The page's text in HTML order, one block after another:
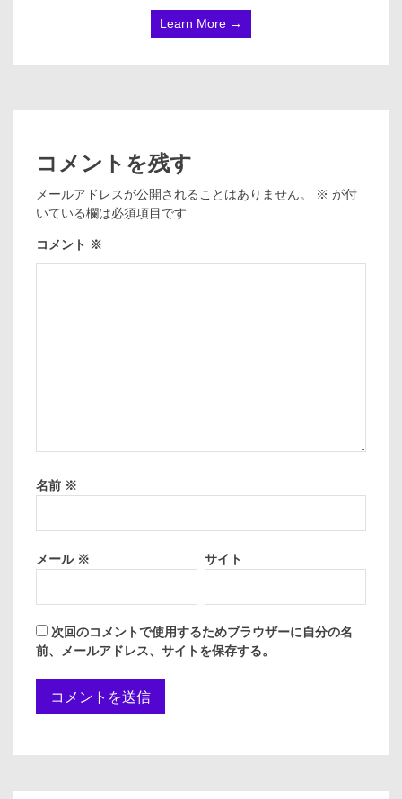
Learn More →
コメントを残す
メールアドレスが公開されることはありません。 ※ が付
いている欄は必須項目です
コメント ※
名前 ※
メール ※ サイト
次回のコメントで使用するためブラウザーに自分の名
前、メールアドレス、サイトを保存する。